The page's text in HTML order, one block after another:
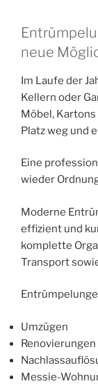
neue
Im Laufe der
Kellern oder
Möbel,
Platz weg und
Eine
wieder
Moderne
effizient und
komplette
Transport
Umzügen
Renovierungen
Messie-